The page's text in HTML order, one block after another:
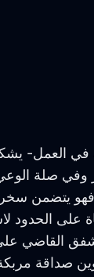
في العمل-
وفي صلة
فهو يتضمن
الحدود
ويشفق القاضي
صداقة